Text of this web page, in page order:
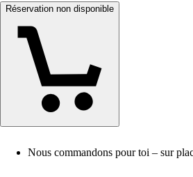
Réservation non disponible
Nous commandons pour toi – sur